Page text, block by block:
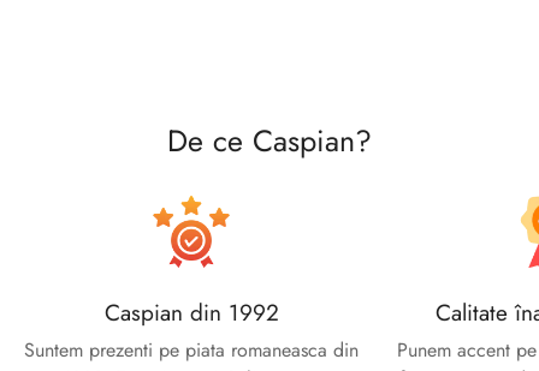
De ce Caspian?
Caspian din 1992
Suntem prezenti pe piata romaneasca din
Calitate
Punem accent